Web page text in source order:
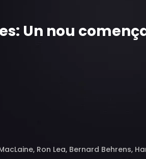
Un nou
Ron Lea, Bernard Behrens,